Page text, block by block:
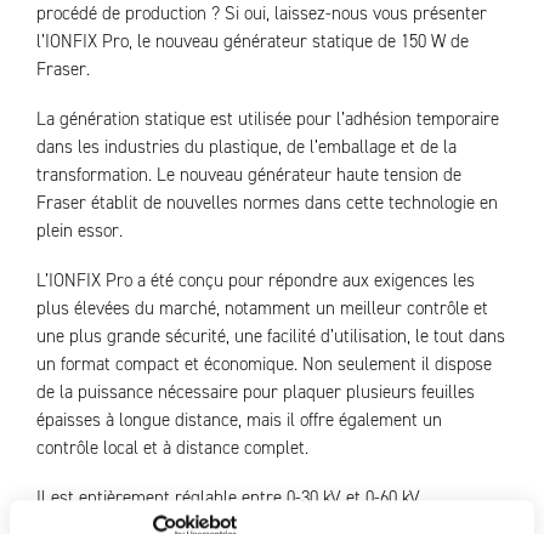
procédé de production ? Si oui, laissez-nous vous présenter
l’IONFIX Pro, le nouveau générateur statique de 150 W de
Fraser.
La génération statique est utilisée pour l’adhésion temporaire
dans les industries du plastique, de l’emballage et de la
transformation. Le nouveau générateur haute tension de
Fraser établit de nouvelles normes dans cette technologie en
plein essor.
L’IONFIX Pro a été conçu pour répondre aux exigences les
plus élevées du marché, notamment un meilleur contrôle et
une plus grande sécurité, une facilité d’utilisation, le tout dans
un format compact et économique. Non seulement il dispose
de la puissance nécessaire pour plaquer plusieurs feuilles
épaisses à longue distance, mais il offre également un
contrôle local et à distance complet.
Il est entièrement réglable entre 0-30 kV et 0-60 kV.
L’installation est facile, l’utilisation est rapide et simple —